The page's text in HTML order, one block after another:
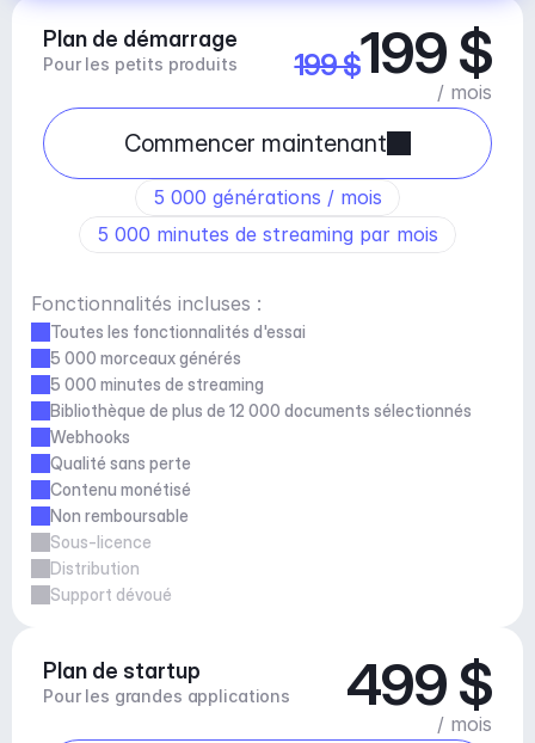
Plan de démarrage
Pour les petits produits 199 $199 $
/ mois
Commencer maintenant
5 000 générations / mois
5 000 minutes de streaming par mois
Fonctionnalités incluses :
Toutes les fonctionnalités d'essai
5 000 morceaux générés
5 000 minutes de streaming
Bibliothèque de plus de 12 000 documents sélectionnés
Webhooks
Qualité sans perte
Contenu monétisé
Non remboursable
Sous-licence
Distribution
Support dévoué
Plan de startup
Pour les grandes applications 499 $
/ mois